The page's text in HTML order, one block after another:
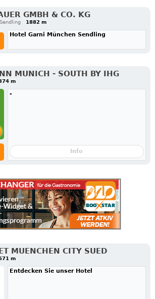
GMBH & CO. KG
1882 m
Hotel Garni München Sendling
MUNICH - SOUTH BY IHG
m
-
Info
MUENCHEN CITY SUED
m
Entdecken Sie unser Hotel